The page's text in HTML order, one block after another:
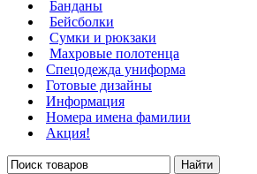
Банданы
Бейсболки
Сумки и рюкзаки
Махровые полотенца
Cпецодежда униформа
Готовые дизайны
Информация
Номера имена фамилии
Акция!